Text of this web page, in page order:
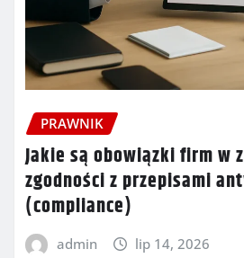
PRAWNIK
Jakie są obowiązki firm w
zgodności z przepisami
(compliance)
admin lip 14, 2026